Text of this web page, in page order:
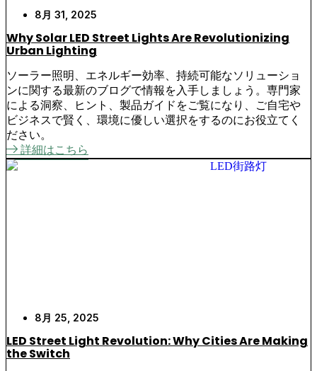
8月 31, 2025
Why Solar LED Street Lights Are Revolutionizing
Urban Lighting
ソーラー照明、エネルギー効率、持続可能なソリューショ
ンに関する最新のブログで情報を入手しましょう。専門家
による洞察、ヒント、製品ガイドをご覧になり、ご自宅や
ビジネスで賢く、環境に優しい選択をするのにお役立てく
ださい。
詳細はこちら
8月 25, 2025
LED Street Light Revolution: Why Cities Are Making
the Switch